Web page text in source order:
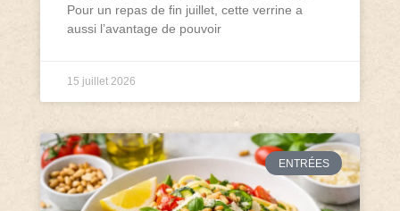
Pour un repas de fin juillet, cette verrine a
aussi l’avantage de pouvoir
15 juillet 2026
ENTRÉES